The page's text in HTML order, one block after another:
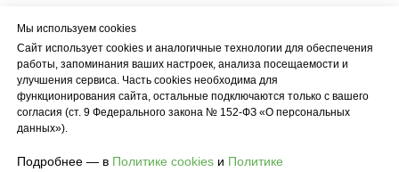
Мы используем cookies
Сайт использует cookies и аналогичные технологии для обеспечения
работы, запоминания ваших настроек, анализа посещаемости и
улучшения сервиса. Часть cookies необходима для
функционирования сайта, остальные подключаются только с вашего
согласия (ст. 9 Федерального закона № 152-ФЗ «О персональных
данных»).
Подробнее — в Политике cookies и Политике